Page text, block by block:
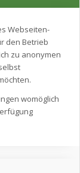
Webseiten-
den Betrieb
zu anonymen
womöglich